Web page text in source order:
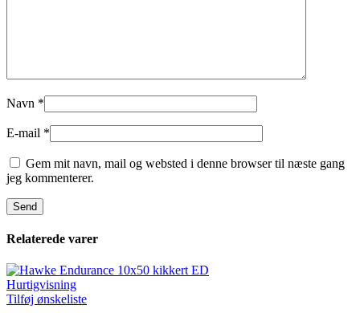
Navn *
E-mail *
Gem mit navn, mail og websted i denne browser til næste gang
jeg kommenterer.
Relaterede varer
Hurtigvisning
Tilføj ønskeliste